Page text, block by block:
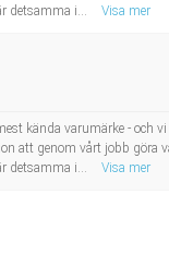
detsamma i...
Visa mer
kända varumärke -
att genom vårt jobb göra
detsamma i...
Visa mer